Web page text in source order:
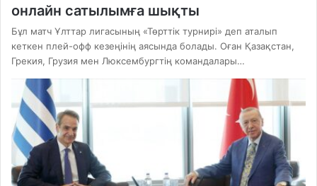
онлайн сатылымға шықты
Бұл матч Ұлттар лигасының «Төрттік турнирі» деп аталып
кеткен плей-офф кезеңінің аясында болады. Оған Қазақстан,
Грекия, Грузия мен Люксембургтің командалары…